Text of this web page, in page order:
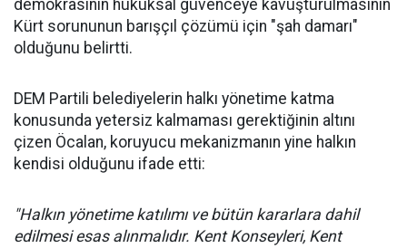
demokrasinin hukuksal güvenceye kavuşturulmasının
Kürt sorununun barışçıl çözümü için "şah damarı"
olduğunu belirtti.
DEM Partili belediyelerin halkı yönetime katma
konusunda yetersiz kalmaması gerektiğinin altını
çizen Öcalan, koruyucu mekanizmanın yine halkın
kendisi olduğunu ifade etti:
"Halkın yönetime katılımı ve bütün kararlara dahil
edilmesi esas alınmalıdır. Kent Konseyleri, Kent